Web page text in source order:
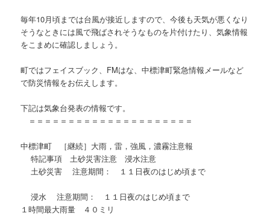
毎年10月頃までは台風が接近しますので、今後も天気が悪くなり
そうなときには風で飛ばされそうなものを片付けたり、気象情報
をこまめに確認しましょう。
町ではフェイスブック、FMはな、中標津町緊急情報メールなど
で防災情報をお伝えします。
下記は気象台発表の情報です。
＝＝＝＝＝＝＝＝＝＝＝＝＝＝＝＝＝＝＝＝＝
中標津町 ［継続］大雨，雷，強風，濃霧注意報
特記事項 土砂災害注意 浸水注意
土砂災害 注意期間： １１日夜のはじめ頃まで
浸水 注意期間： １１日夜のはじめ頃まで
１時間最大雨量 ４０ミリ